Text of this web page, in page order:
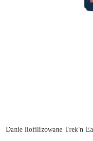
Danie liofilizowane Trek'n